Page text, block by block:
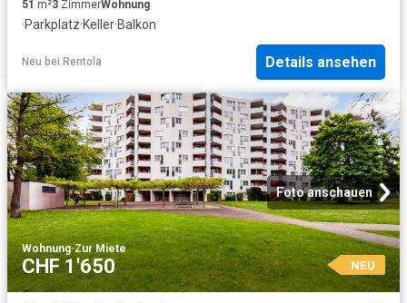
51 m²3 ZimmerWohnung
·Parkplatz·Keller·Balkon
Neu bei Rentola Details ansehen
Foto anschauen
Wohnung·Zur Miete
CHF 1'650 NEU